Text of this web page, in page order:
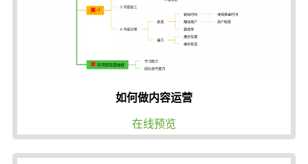
如何做内容运营
在线预览